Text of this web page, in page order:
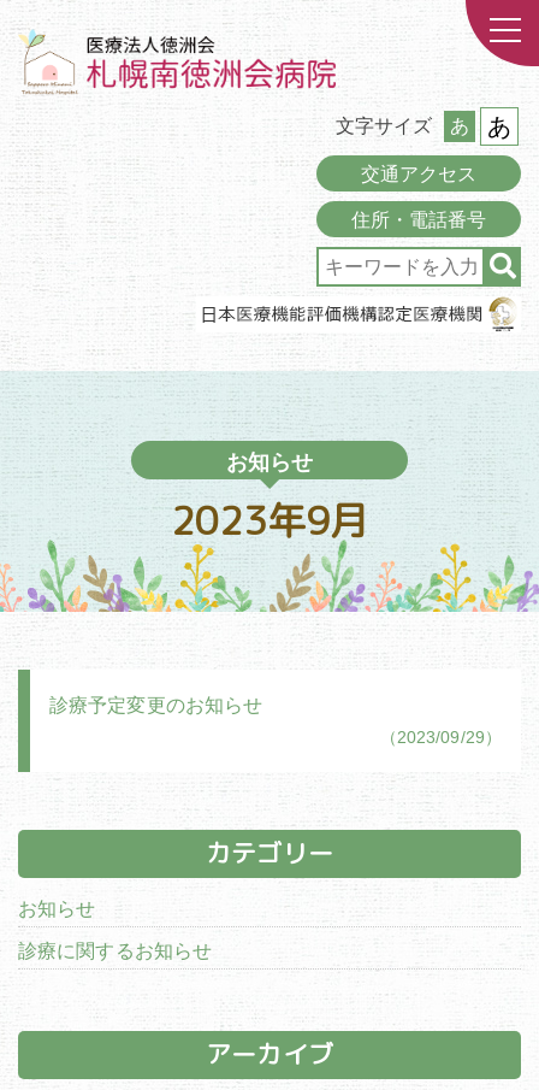
文字サイズ あ あ
交通アクセス
住所・電話番号
お知らせ
2023年9月
診療予定変更のお知らせ
（2023/09/29）
カテゴリー
お知らせ
診療に関するお知らせ
アーカイブ